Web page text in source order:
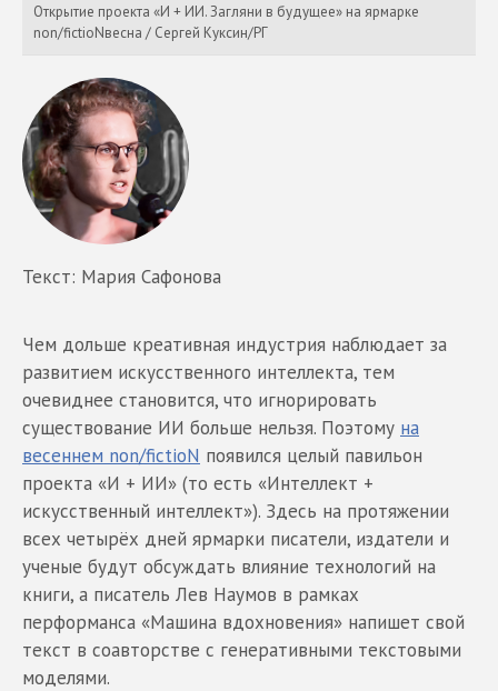
Открытие проекта «И + ИИ. Загляни в будущее» на ярмарке
non/fictioNвесна / Сергей Куксин/РГ
Текст: Мария Сафонова
Чем дольше креативная индустрия наблюдает за
развитием искусственного интеллекта, тем
очевиднее становится, что игнорировать
существование ИИ больше нельзя. Поэтому на
весеннем non/fictioN появился целый павильон
проекта «И + ИИ» (то есть «Интеллект +
искусственный интеллект»). Здесь на протяжении
всех четырёх дней ярмарки писатели, издатели и
ученые будут обсуждать влияние технологий на
книги, а писатель Лев Наумов в рамках
перформанса «Машина вдохновения» напишет свой
текст в соавторстве с генеративными текстовыми
моделями.